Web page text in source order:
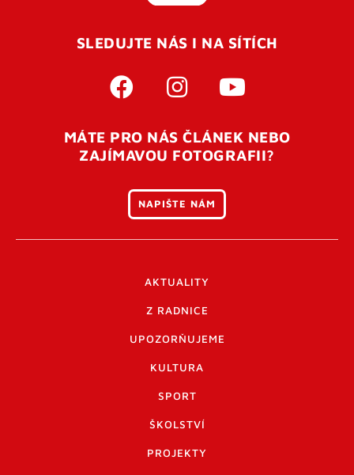
SLEDUJTE NÁS I NA SÍTÍCH
MÁTE PRO NÁS ČLÁNEK NEBO
ZAJÍMAVOU FOTOGRAFII?
NAPIŠTE NÁM
AKTUALITY
Z RADNICE
UPOZORŇUJEME
KULTURA
SPORT
ŠKOLSTVÍ
PROJEKTY